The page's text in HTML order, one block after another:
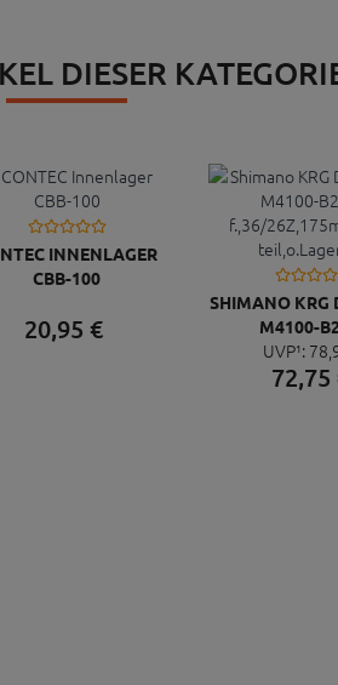
DIESER
INNENLAGER
CBB-100
20,95 €
SHIMANO KRG
M4100-
F.,36/UVP¹: 78,
72,75